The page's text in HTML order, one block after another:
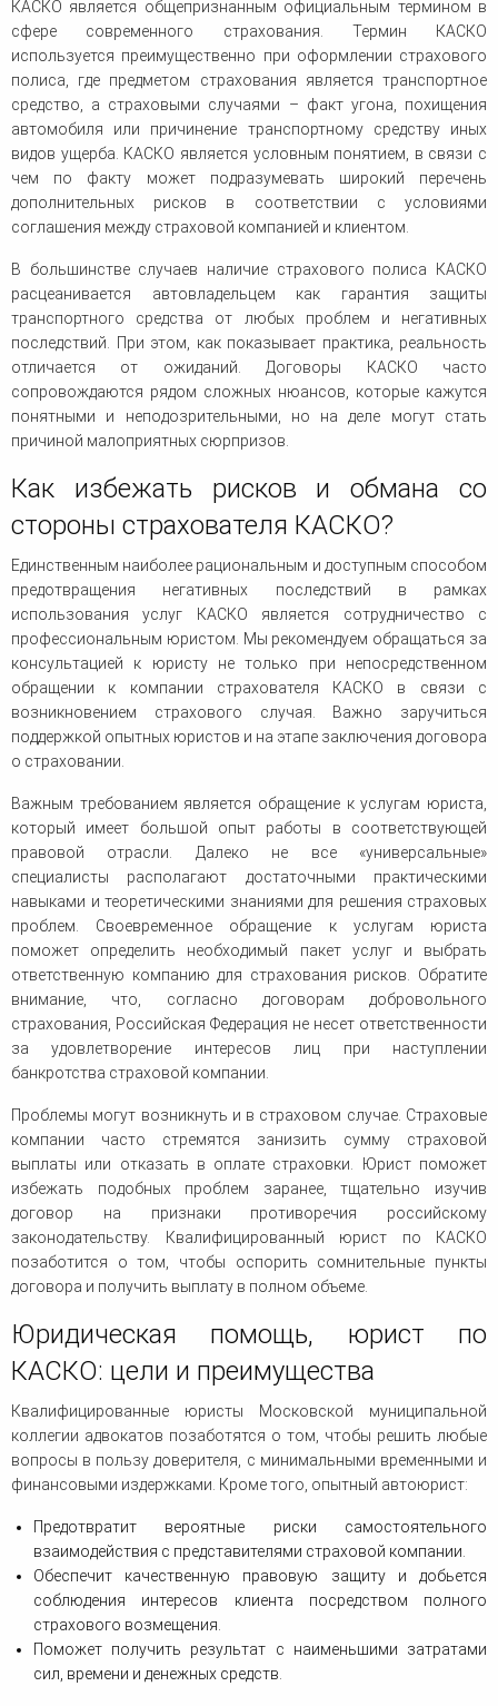
Видео ММКА
Миграционное право
Недвижимость
Неимущественные права
Оспаривание сделок
Страхование
Споры по строительному
Страховые споры
Таможенный адвокат
Уголовные споры
Урегулирование споров в
досудебном порядке
человека (Страсбург)
Конституционный Суд РФ
КАСКО является общепризнанным официальным термином в
сфере современного страхования. Термин КАСКО
используется преимущественно при оформлении страхового
полиса, где предметом страхования является транспортное
средство, а страховыми случаями – факт угона, похищения
автомобиля или причинение транспортному средству иных
видов ущерба. КАСКО является условным понятием, в связи с
чем по факту может подразумевать широкий перечень
дополнительных рисков в соответствии с условиями
соглашения между страховой компанией и клиентом.
В большинстве случаев наличие страхового полиса КАСКО
расцеaнивается автовладельцем как гарантия защиты
транспортного средства от любых проблем и негативных
последствий. При этом, как показывает практика, реальность
отличается от ожиданий. Договоры КАСКО часто
сопровождаются рядом сложных нюансов, которые кажутся
понятными и неподозрительными, но на деле могут стать
причиной малоприятных сюрпризов.
Как избежать рисков и обмана со
стороны страхователя КАСКО?
Единственным наиболее рациональным и доступным способом
предотвращения негативных последствий в рамках
использования услуг КАСКО является сотрудничество с
профессиональным юристом. Мы рекомендуем обращаться за
консультацией к юристу не только при непосредственном
обращении к компании страхователя КАСКО в связи с
возникновением страхового случая. Важно заручиться
поддержкой опытных юристов и на этапе заключения договора
о страховании.
Важным требованием является обращение к услугам юриста,
который имеет большой опыт работы в соответствующей
правовой отрасли. Далеко не все «универсальные»
специалисты располагают достаточными практическими
навыками и теоретическими знаниями для решения страховых
проблем. Своевременное обращение к услугам юриста
поможет определить необходимый пакет услуг и выбрать
ответственную компанию для страхования рисков. Обратите
внимание, что, согласно договорам добровольного
страхования, Российская Федерация не несет ответственности
за удовлетворение интересов лиц при наступлении
банкротства страховой компании.
Проблемы могут возникнуть и в страховом случае. Страховые
компании часто стремятся занизить сумму страховой
выплаты или отказать в оплате страховки. Юрист поможет
избежать подобных проблем заранее, тщательно изучив
договор на признаки противоречия российскому
законодательству. Квалифицированный юрист по КАСКО
позаботится о том, чтобы оспорить сомнительные пункты
договора и получить выплату в полном объеме.
Юридическая помощь, юрист по
КАСКО: цели и преимущества
Квалифицированные юристы Московской муниципальной
коллегии адвокатов позаботятся о том, чтобы решить любые
вопросы в пользу доверителя, с минимальными временными и
финансовыми издержками. Кроме того, опытный автоюрист:
Предотвратит вероятные риски самостоятельного
взаимодействия с представителями страховой компании.
Обеспечит качественную правовую защиту и добьется
соблюдения интересов клиента посредством полного
страхового возмещения.
Поможет получить результат с наименьшими затратами
сил, времени и денежных средств.